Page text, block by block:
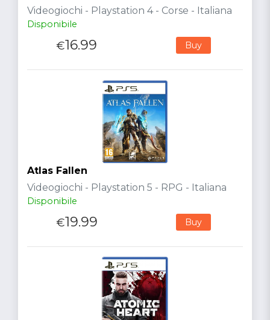
Videogiochi - Playstation 4 - Corse - Italiana
Disponibile
€16.99 Buy
Atlas Fallen
Videogiochi - Playstation 5 - RPG - Italiana
Disponibile
€19.99 Buy